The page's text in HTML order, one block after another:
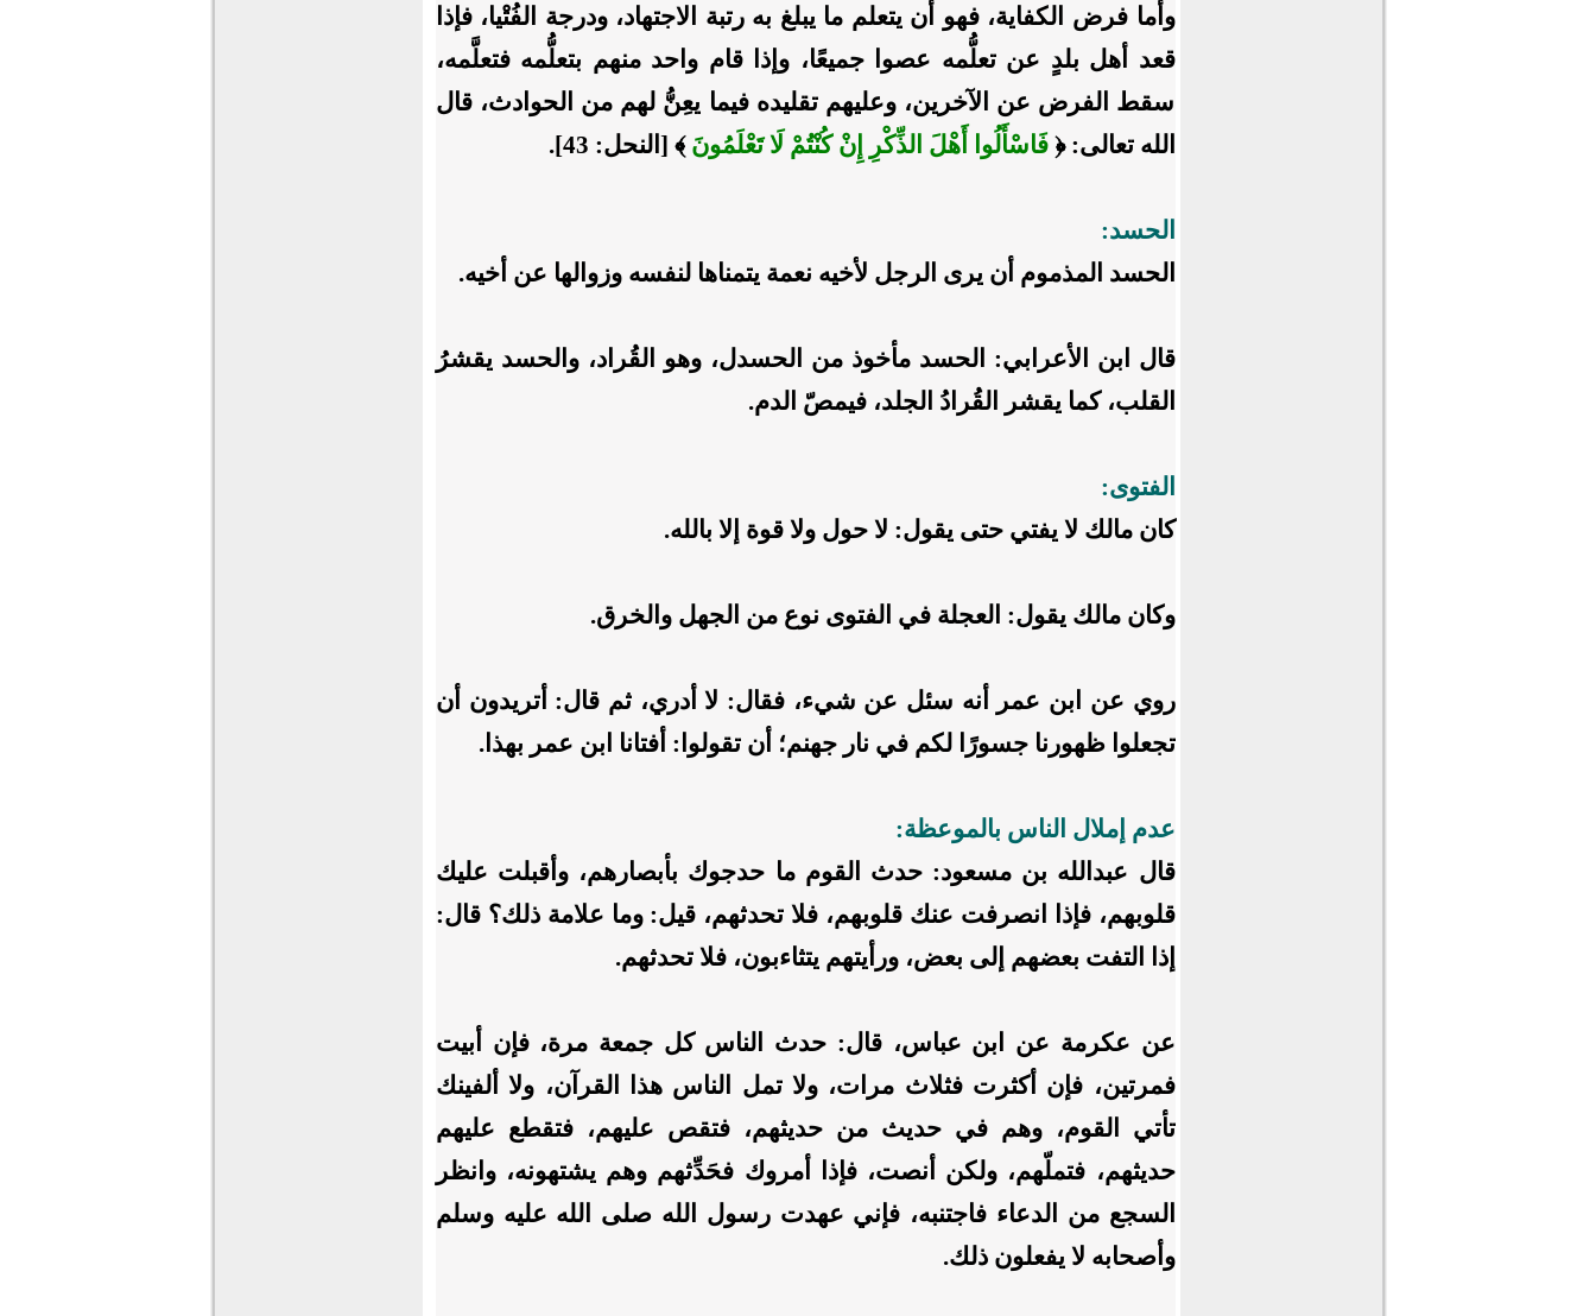
وأما فرض الكفاية، فهو أن يتعلم ما يبلغ به رتبة الاجتهاد، ودرجة الفُتْيا، فإذا
قعد أهل بلدٍ عن تعلُّمه عصوا جميعًا، وإذا قام واحد منهم بتعلُّمه فتعلَّمه،
سقط الفرض عن الآخرين، وعليهم تقليده فيما يعِنُّ لهم من الحوادث، قال
الله تعالى:﴿فَاسْأَلُوا أَهْلَ الذِّكْرِ إِنْ كُنْتُمْ لَا تَعْلَمُونَ ﴾ [النحل: 43].
الحسد:
الحسد المذموم أن يرى الرجل لأخيه نعمة يتمناها لنفسه وزوالها عن أخيه.
قال ابن الأعرابي: الحسد مأخوذ من الحسدل، وهو القُراد، والحسد يقشرُ
القلب، كما يقشر القُرادُ الجلد، فيمصّ الدم.
الفتوى:
كان مالك لا يفتي حتى يقول: لا حول ولا قوة إلا بالله.
وكان مالك يقول: العجلة في الفتوى نوع من الجهل والخرق.
روي عن ابن عمر أنه سئل عن شيء، فقال: لا أدري، ثم قال: أتريدون أن
تجعلوا ظهورنا جسورًا لكم في نار جهنم؛ أن تقولوا: أفتانا ابن عمر بهذا.
عدم إملال الناس بالموعظة:
قال عبدالله بن مسعود: حدث القوم ما حدجوك بأبصارهم، وأقبلت عليك
قلوبهم، فإذا انصرفت عنك قلوبهم، فلا تحدثهم، قيل: وما علامة ذلك؟ قال:
إذا التفت بعضهم إلى بعض، ورأيتهم يتثاءبون، فلا تحدثهم.
عن عكرمة عن ابن عباس، قال: حدث الناس كل جمعة مرة، فإن أبيت
فمرتين، فإن أكثرت فثلاث مرات، ولا تمل الناس هذا القرآن، ولا ألفينك
تأتي القوم، وهم في حديث من حديثهم، فتقص عليهم، فتقطع عليهم
حديثهم، فتملّهم، ولكن أنصت، فإذا أمروك فحَدِّثهم وهم يشتهونه، وانظر
السجع من الدعاء فاجتنبه، فإني عهدت رسول الله صلى الله عليه وسلم
وأصحابه لا يفعلون ذلك.